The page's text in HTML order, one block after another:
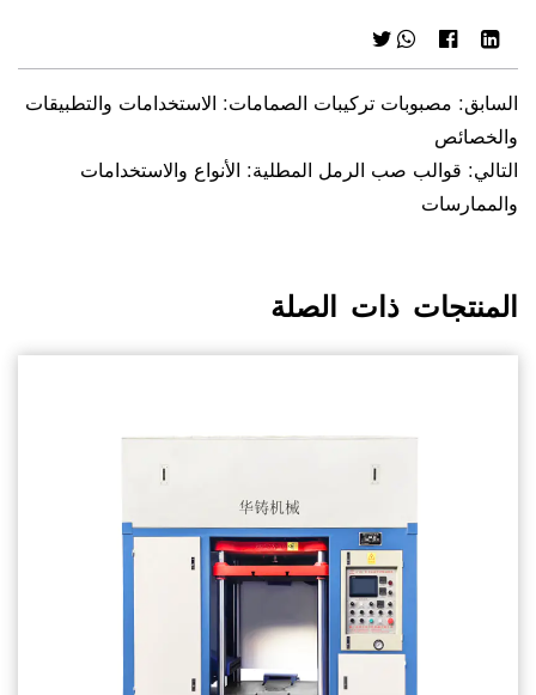
السابق: مصبوبات تركيبات الصمامات: الاستخدامات والتطبيقات
والخصائص
التالي: قوالب صب الرمل المطلية: الأنواع والاستخدامات
والممارسات
المنتجات ذات الصلة